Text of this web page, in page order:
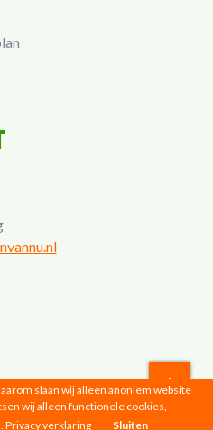
|Privacyverklaring
slaan wij alleen anoniem website
wij alleen functionele cookies,
Privacy verklaring Sluiten